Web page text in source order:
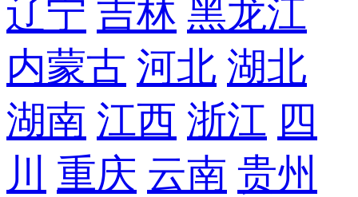
辽宁 吉林 黑龙江
内蒙古 河北 湖北
湖南 江西 浙江 四
川
重庆 云南 贵州